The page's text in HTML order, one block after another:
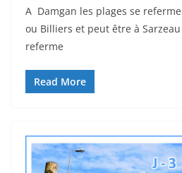
A Damgan les plages se
ou Billiers et peut être à
referme
Read More